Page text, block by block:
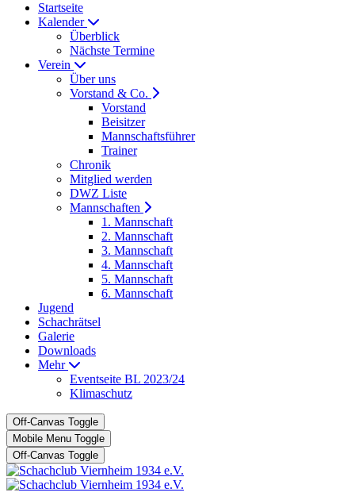
Startseite
Kalender
Überblick
Nächste Termine
Verein
Über uns
Vorstand & Co.
Vorstand
Beisitzer
Mannschaftsführer
Trainer
Chronik
Mitglied werden
DWZ Liste
Mannschaften
1. Mannschaft
2. Mannschaft
3. Mannschaft
4. Mannschaft
5. Mannschaft
6. Mannschaft
Jugend
Schachrätsel
Galerie
Downloads
Mehr
Eventseite BL 2023/24
Klimaschutz
Off-Canvas Toggle
Mobile Menu Toggle
Off-Canvas Toggle